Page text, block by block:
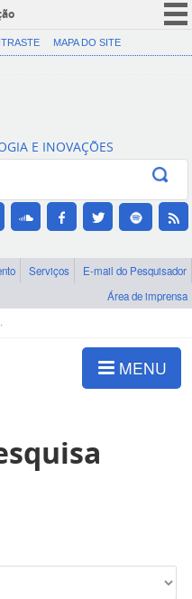
CORONAVÍRUS (COVID-19)
Canais
MAPA DO SITE
E INOVAÇÕES
Serviços
E-mail do Pesquisador
Área de imprensa
MENU